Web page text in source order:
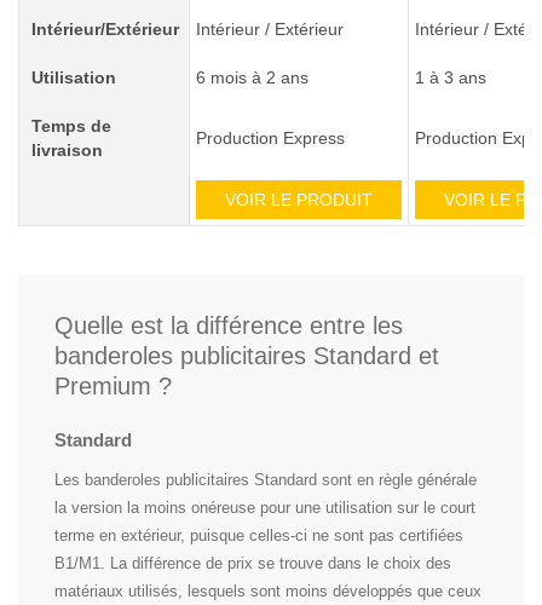
Intérieur/Extérieur Intérieur / Extérieur Intérieur /
Utilisation 6 mois à 2 ans 1 à 3 ans
Temps de
livraison
Production Express Production
VOIR LE PRODUIT VOIR LE
Quelle est la différence entre les
banderoles publicitaires Standard et
Premium ?
Standard
Les banderoles publicitaires Standard sont en règle générale
la version la moins onéreuse pour une utilisation sur le court
terme en extérieur, puisque celles-ci ne sont pas certifiées
B1/M1. La différence de prix se trouve dans le choix des
matériaux utilisés, lesquels sont moins développés que ceux